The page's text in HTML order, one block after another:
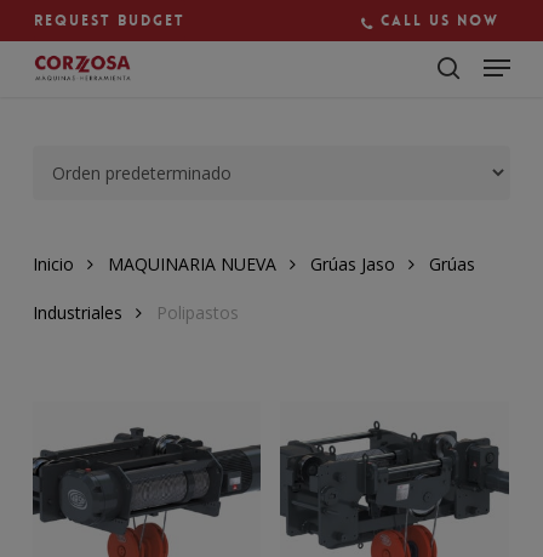
main
content
Request budget Call us now
Inicio MAQUINARIA NUEVA Grúas Jaso Grúas
Industriales Polipastos
Close